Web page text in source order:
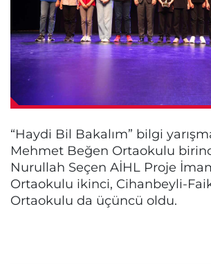
“Haydi Bil Bakalım” bilgi
Mehmet Beğen Ortaokulu
Nurullah Seçen AİHL Proje
Ortaokulu ikinci, Cihanbeyli-
Ortaokulu da üçüncü oldu.